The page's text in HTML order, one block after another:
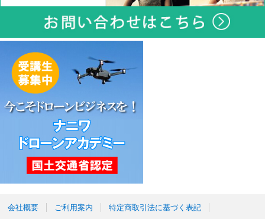
会社概要 ご利用案内 特定商取引法に基づく表記